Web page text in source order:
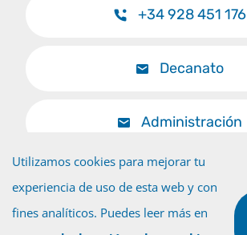
+34 928 451 176
Decanato
Administración
Utilizamos cookies para mejorar tu
experiencia de uso de esta web y con
fines analíticos. Puedes leer más en